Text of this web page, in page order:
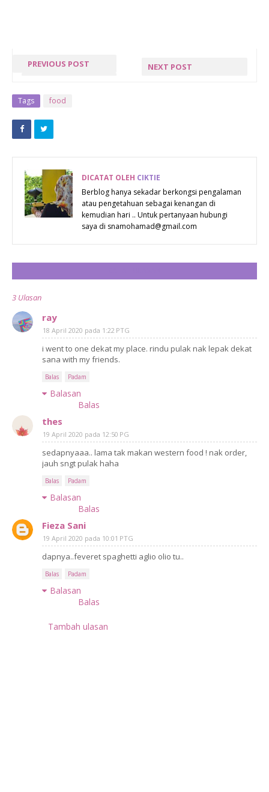
PREVIOUS POST NEXT POST
Tags food
DICATAT OLEH CIKTIE
Berblog hanya sekadar berkongsi pengalaman
atau pengetahuan sebagai kenangan di
kemudian hari .. Untuk pertanyaan hubungi
saya di snamohamad@gmail.com
3 Ulasan
ray
18 April 2020 pada 1:22 PTG
i went to one dekat my place. rindu pulak nak lepak dekat
sana with my friends.
Balas Padam
Balasan
Balas
thes
19 April 2020 pada 12:50 PG
sedapnyaaa.. lama tak makan western food ! nak order,
jauh sngt pulak haha
Balas Padam
Balasan
Balas
Fieza Sani
19 April 2020 pada 10:01 PTG
dapnya..feveret spaghetti aglio olio tu..
Balas Padam
Balasan
Balas
Tambah ulasan